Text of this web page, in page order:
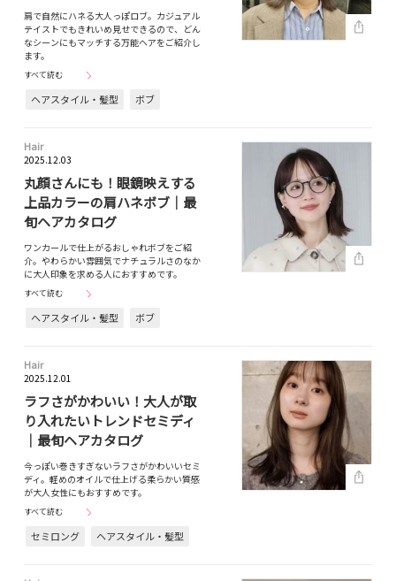
肩で自然にハネる大人っぽロブ。カジュアル
テイストでもきれいめ見せできるので、どん
なシーンにもマッチする万能ヘアをご紹介し
ます。
すべて読む
ヘアスタイル・髪型 ボブ
Hair
2025.12.03
丸顔さんにも！眼鏡映えする
上品カラーの肩ハネボブ｜最
旬ヘアカタログ
ワンカールで仕上がるおしゃれボブをご紹
介。やわらかい雰囲気でナチュラルさのなか
に大人印象を求める人におすすめです。
すべて読む
ヘアスタイル・髪型 ボブ
Hair
2025.12.01
ラフさがかわいい！大人が取
り入れたいトレンドセミディ
｜最旬ヘアカタログ
今っぽい巻きすぎないラフさがかわいいセミ
ディ。軽めのオイルで仕上げる柔らかい質感
が大人女性にもおすすめです。
すべて読む
セミロング ヘアスタイル・髪型